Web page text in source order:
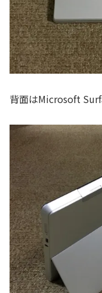
背面はMicrosoft